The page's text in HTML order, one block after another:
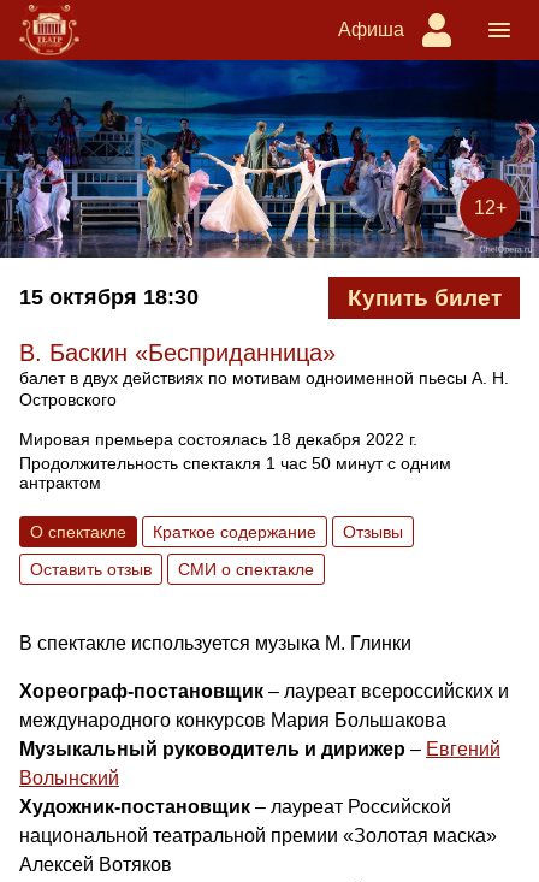
Афиша
12+
15 октября 18:30 Купить билет
В. Баскин «Бесприданница»
балет в двух действиях по мотивам одноименной пьесы А. Н.
Островского
Мировая премьера состоялась 18 декабря 2022 г.
Продолжительность спектакля 1 час 50 минут с одним
антрактом
О спектакле Краткое содержание
Отзывы
Оставить отзыв
СМИ о спектакле
В спектакле используется музыка М. Глинки
Хореограф-постановщик – лауреат всероссийских и
международного конкурсов Мария Большакова
Музыкальный руководитель и дирижер – Евгений
Волынский
Художник-постановщик – лауреат Российской
национальной театральной премии «Золотая маска»
Алексей Вотяков